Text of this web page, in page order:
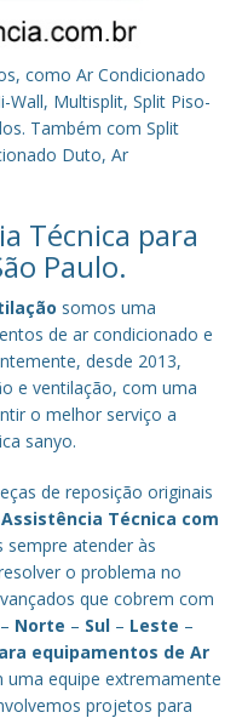
como Ar Condicionado
Wall, Multisplit, Split Piso-
Também com Split
Duto, Ar
Técnica para
Paulo.
somos uma
de ar condicionado e
desde 2013,
e ventilação, com uma
o melhor serviço a
sanyo.
de reposição originais
Assistência Técnica com
sempre atender às
o problema no
que cobrem com
– Norte – Sul – Leste –
equipamentos de Ar
uma equipe extremamente
projetos para